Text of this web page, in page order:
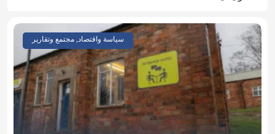
سياسة واقتصاد, مجتمع وتقارير